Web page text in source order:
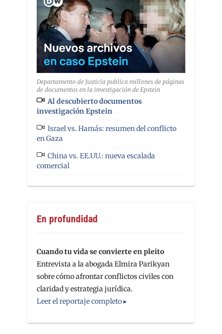
Departamento de Justicia publica millones de páginas
de documentos en la investigación de Epstein
Al descubierto documentos
investigación Epstein
Israel vs. Hamás: resumen del conflicto
en Gaza
China vs. EE.UU.: nueva escalada
comercial
En profundidad
Cuando tu vida se convierte en pleito
Entrevista a la abogada Elmira Parikyan
sobre cómo afrontar conflictos civiles con
claridad y estrategia jurídica.
Leer el reportaje completo ▸